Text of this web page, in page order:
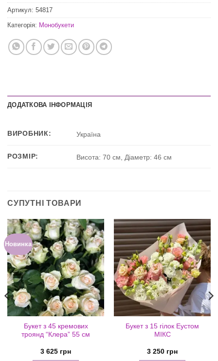
Артикул: 54817
Категорія: Монобукети
ДОДАТКОВА ІНФОРМАЦІЯ
ВИРОБНИК: Україна
РОЗМІР: Висота: 70 см, Діаметр: 46 см
СУПУТНІ ТОВАРИ
Новинка
Букет з 45 кремових
троянд “Клера” 55 см
3 625 грн
Букет з 15 гілок Еустом
МІКС
3 250 грн